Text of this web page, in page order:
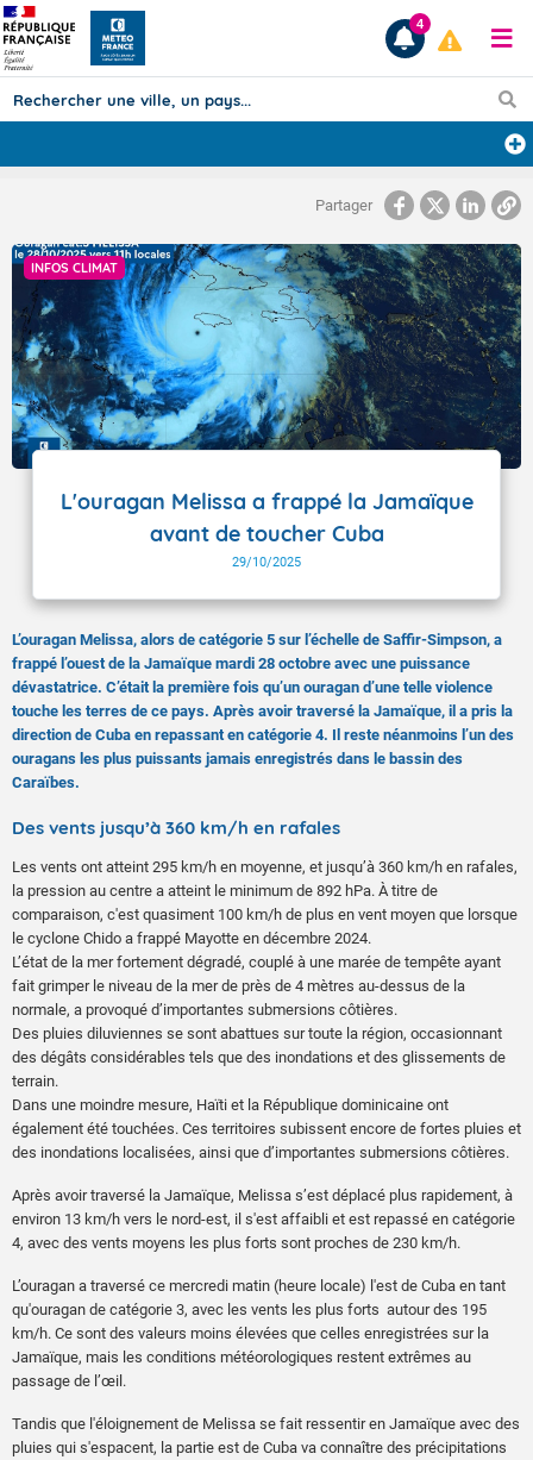
Prévisions
TOUS LES RÉSULTATS
Articles
4
Partager
INFOS CLIMAT
L'ouragan Melissa a frappé la Jamaïque
avant de toucher Cuba
29/10/2025
L’ouragan Melissa, alors de catégorie 5 sur l’échelle de Saffir-Simpson, a
frappé l’ouest de la Jamaïque mardi 28 octobre avec une puissance
dévastatrice. C’était la première fois qu’un ouragan d’une telle violence
touche les terres de ce pays. Après avoir traversé la Jamaïque, il a pris la
direction de Cuba en repassant en catégorie 4. Il reste néanmoins l’un des
ouragans les plus puissants jamais enregistrés dans le bassin des
Caraïbes.
Des vents jusqu’à 360 km/h en rafales
Les vents ont atteint 295 km/h en moyenne, et jusqu’à 360 km/h en rafales,
la pression au centre a atteint le minimum de 892 hPa. À titre de
comparaison, c'est quasiment 100 km/h de plus en vent moyen que lorsque
le cyclone Chido a frappé Mayotte en décembre 2024.
L’état de la mer fortement dégradé, couplé à une marée de tempête ayant
fait grimper le niveau de la mer de près de 4 mètres au-dessus de la
normale, a provoqué d’importantes submersions côtières.
Des pluies diluviennes se sont abattues sur toute la région, occasionnant
des dégâts considérables tels que des inondations et des glissements de
terrain.
Dans une moindre mesure, Haïti et la République dominicaine ont
également été touchées. Ces territoires subissent encore de fortes pluies et
des inondations localisées, ainsi que d’importantes submersions côtières.
Après avoir traversé la Jamaïque, Melissa s’est déplacé plus rapidement, à
environ 13 km/h vers le nord-est, il s'est affaibli et est repassé en catégorie
4, avec des vents moyens les plus forts sont proches de 230 km/h.
L’ouragan a traversé ce mercredi matin (heure locale) l'est de Cuba en tant
qu'ouragan de catégorie 3, avec les vents les plus forts autour des 195
km/h. Ce sont des valeurs moins élevées que celles enregistrées sur la
Jamaïque, mais les conditions météorologiques restent extrêmes au
passage de l’œil.
Tandis que l'éloignement de Melissa se fait ressentir en Jamaïque avec des
pluies qui s'espacent, la partie est de Cuba va connaître des précipitations